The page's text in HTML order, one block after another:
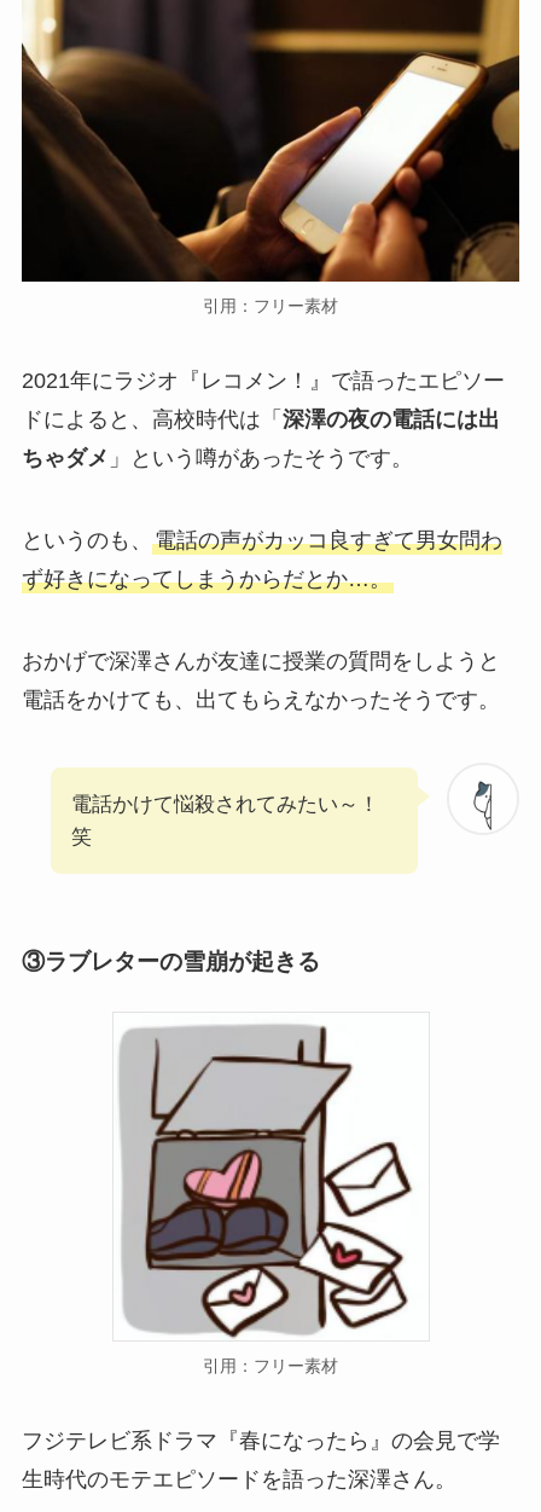
引用：フリー素材
2021年にラジオ『レコメン！』で語ったエピソー
ドによると、高校時代は「 深澤の夜の電話には出
ちゃダメ 」という噂があったそうです。
というのも、 電話の声がカッコ良すぎて男女問わ
ず好きになってしまうからだとか…。
おかげで深澤さんが友達に授業の質問をしようと
電話をかけても、出てもらえなかったそうです。
電話かけて悩殺されてみたい～！
笑
③ラブレターの雪崩が起きる
引用：フリー素材
フジテレビ系ドラマ『春になったら』の会見で学
生時代のモテエピソードを語った深澤さん。